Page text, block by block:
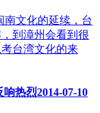
南文化的延续，台
到漳州会看到很
台湾文化的来
响热烈2014-07-10